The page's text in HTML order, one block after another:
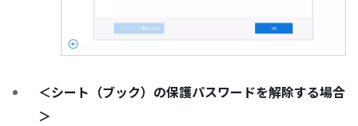
＜シート（ブック）の保護パスワードを解除する場合
＞